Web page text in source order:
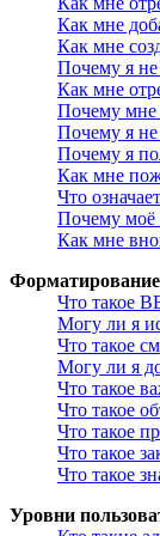
Как мне
Как мне
Почему я не
Как мне
Почему мне
Почему я не
Почему я
Как мне
Что
Почему моё
Как мне
Что такое
Могу ли я
Что такое
Могу ли я
Что такое
Что такое
Что такое
Что такое
Что такое
Уровни